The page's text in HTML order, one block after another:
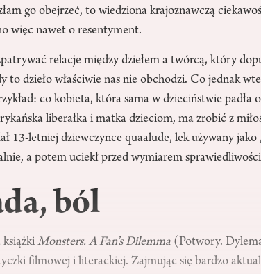
go obejrzeć, to wiedziona krajoznawczą
więc nawet o resentyment.
relacje między dziełem a twórcą, który
to dzieło właściwie nas nie obchodzi. Co jednak
co kobieta, która sama w dzieciństwie padła
liberałka i matka dzieciom, ma zrobić z
13-letniej dziewczynce quaalude, lek używany jako
a potem uciekł przed wymiarem
ból
książkiMonsters. A Fan’s Dilemma (Potwory.
filmowej i literackiej. Zajmując się bardzo